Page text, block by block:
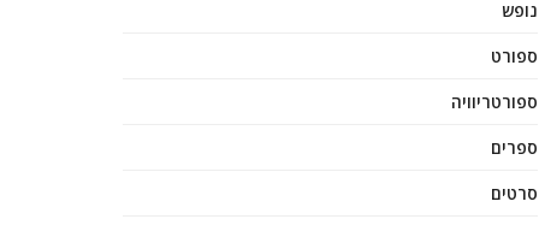
נופש
ספורט
ספורטריוויה
ספרים
סרטים